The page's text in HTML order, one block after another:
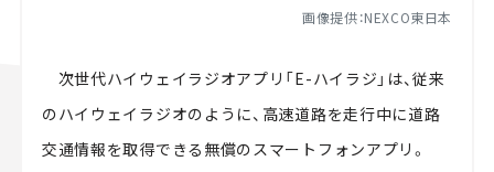
画像提供：NEXCO東日本
次世代ハイウェイラジオアプリ「E-ハイラジ」は、従来
のハイウェイラジオのように、高速道路を走行中に道路
交通情報を取得できる無償のスマートフォンアプリ。